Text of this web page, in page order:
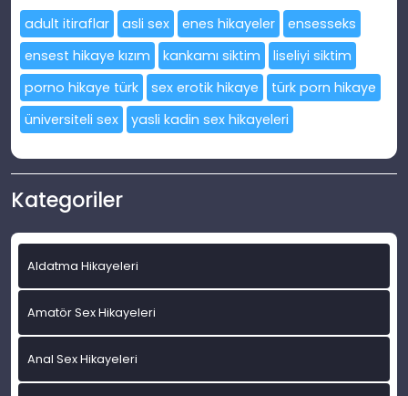
adult itiraflar asli sex enes hikayeler
ensesseks
ensest hikaye kızım
kankamı siktim
liseliyi siktim
porno hikaye türk
sex erotik hikaye
türk porn hikaye
üniversiteli sex
yasli kadin sex hikayeleri
Kategoriler
Aldatma Hikayeleri
Amatör Sex Hikayeleri
Anal Sex Hikayeleri